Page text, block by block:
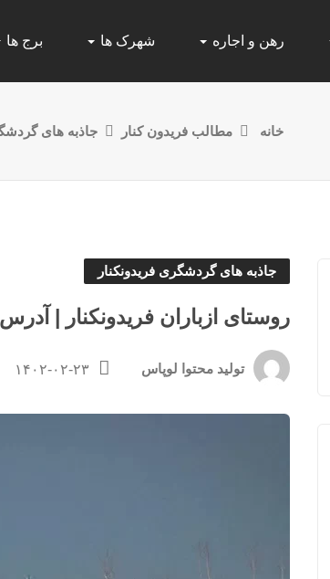
رهن و اجاره شهرک ها برج ها
خانه مطالب فریدون کنار جاذبه های
جاذبه های گردشگری فریدونکنار
روستای ازباران فریدونکنار |
تولید محتوا لوپاس ۱۴۰۲-۰۲-۲۳